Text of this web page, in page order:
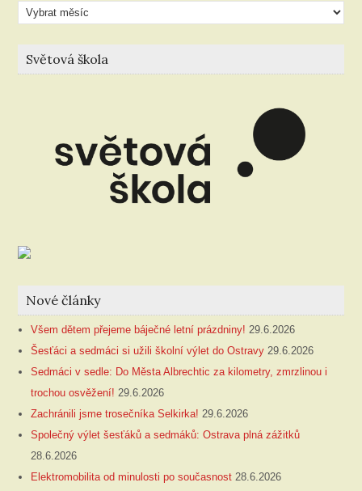
Archiv
článků
Světová škola
Nové články
Všem dětem přejeme báječné letní prázdniny! 29.6.2026
Šesťáci a sedmáci si užili školní výlet do Ostravy 29.6.2026
Sedmáci v sedle: Do Města Albrechtic za kilometry, zmrzlinou i
trochou osvěžení! 29.6.2026
Zachránili jsme trosečníka Selkirka! 29.6.2026
Společný výlet šesťáků a sedmáků: Ostrava plná zážitků
28.6.2026
Elektromobilita od minulosti po současnost 28.6.2026